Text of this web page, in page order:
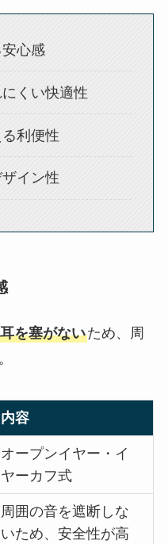
心感
くい快適性
利便性
イン性
耳を塞がないため、周
内容
オープンイヤー・イ
ヤーカフ式
周囲の音を遮断しな
いため、安全性が高